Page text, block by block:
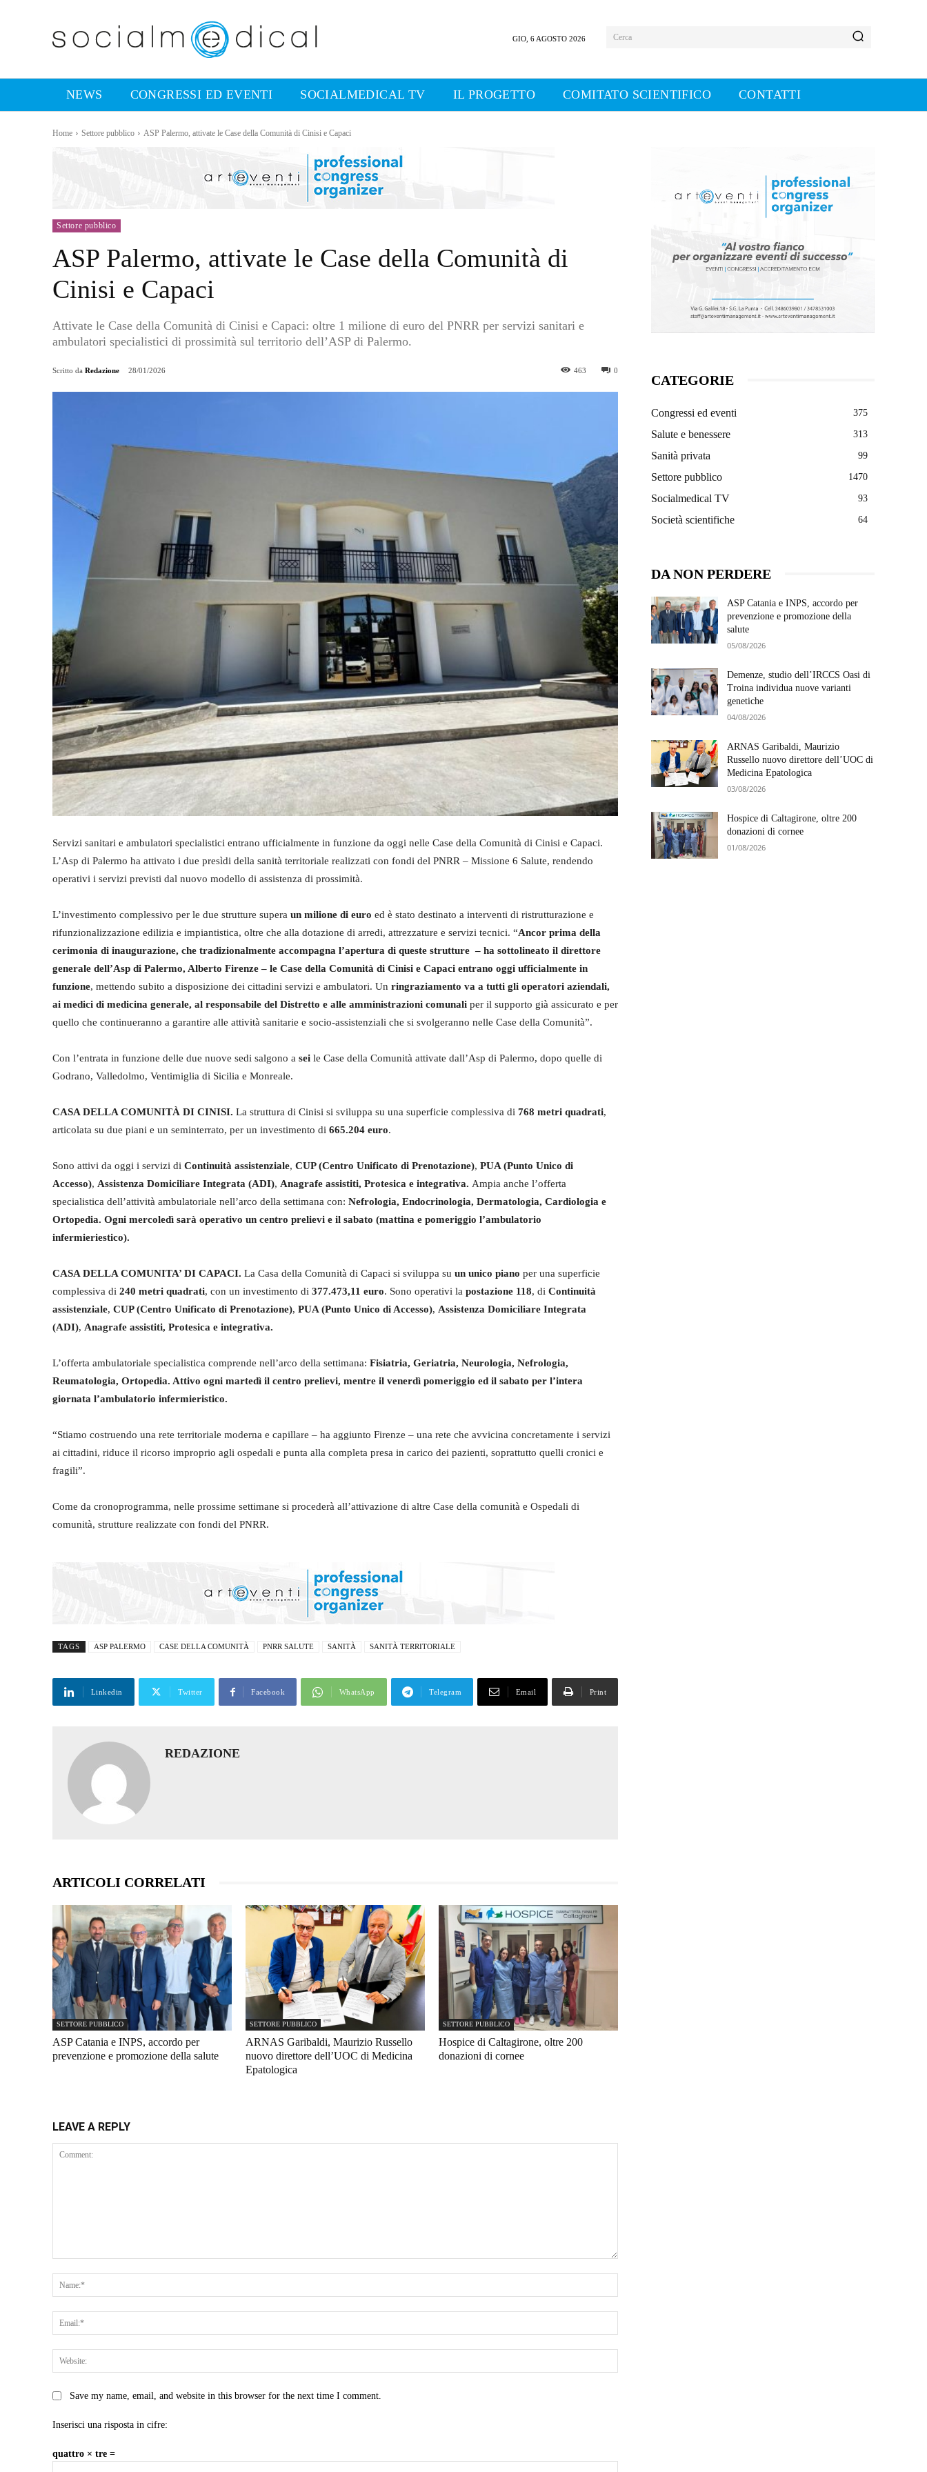
GIO, 6 AGOSTO 2026 Cerca
NEWS CONGRESSI ED EVENTI SOCIALMEDICAL TV IL PROGETTO COMITATO SCIENTIFICO CONTATTI
Home Settore pubblico ASP Palermo, attivate le Case della Comunità di Cinisi e Capaci
Settore pubblico
ASP Palermo, attivate le Case della Comunità di
Cinisi e Capaci
Attivate le Case della Comunità di Cinisi e Capaci: oltre 1 milione di euro del PNRR per servizi sanitari e
ambulatori specialistici di prossimità sul territorio dell’ASP di Palermo.
Scritto da Redazione 28/01/2026 0
463
Servizi sanitari e ambulatori specialistici entrano ufficialmente in funzione da oggi nelle Case della Comunità di Cinisi e Capaci.
L’Asp di Palermo ha attivato i due presìdi della sanità territoriale realizzati con fondi del PNRR – Missione 6 Salute, rendendo
operativi i servizi previsti dal nuovo modello di assistenza di prossimità.
L’investimento complessivo per le due strutture supera un milione di euro ed è stato destinato a interventi di ristrutturazione e
rifunzionalizzazione edilizia e impiantistica, oltre che alla dotazione di arredi, attrezzature e servizi tecnici. “Ancor prima della
cerimonia di inaugurazione, che tradizionalmente accompagna l’apertura di queste strutture – ha sottolineato il direttore
generale dell’Asp di Palermo, Alberto Firenze – le Case della Comunità di Cinisi e Capaci entrano oggi ufficialmente in
funzione, mettendo subito a disposizione dei cittadini servizi e ambulatori. Un ringraziamento va a tutti gli operatori aziendali,
ai medici di medicina generale, al responsabile del Distretto e alle amministrazioni comunali per il supporto già assicurato e per
quello che continueranno a garantire alle attività sanitarie e socio-assistenziali che si svolgeranno nelle Case della Comunità”.
Con l’entrata in funzione delle due nuove sedi salgono a sei le Case della Comunità attivate dall’Asp di Palermo, dopo quelle di
Godrano, Valledolmo, Ventimiglia di Sicilia e Monreale.
CASA DELLA COMUNITÀ DI CINISI. La struttura di Cinisi si sviluppa su una superficie complessiva di 768 metri quadrati,
articolata su due piani e un seminterrato, per un investimento di 665.204 euro.
Sono attivi da oggi i servizi di Continuità assistenziale, CUP (Centro Unificato di Prenotazione), PUA (Punto Unico di
Accesso), Assistenza Domiciliare Integrata (ADI), Anagrafe assistiti, Protesica e integrativa. Ampia anche l’offerta
specialistica dell’attività ambulatoriale nell’arco della settimana con: Nefrologia, Endocrinologia, Dermatologia, Cardiologia e
Ortopedia. Ogni mercoledì sarà operativo un centro prelievi e il sabato (mattina e pomeriggio l’ambulatorio
infermieriestico).
CASA DELLA COMUNITA’ DI CAPACI. La Casa della Comunità di Capaci si sviluppa su un unico piano per una superficie
complessiva di 240 metri quadrati, con un investimento di 377.473,11 euro. Sono operativi la postazione 118, di Continuità
assistenziale, CUP (Centro Unificato di Prenotazione), PUA (Punto Unico di Accesso), Assistenza Domiciliare Integrata
(ADI), Anagrafe assistiti, Protesica e integrativa.
L’offerta ambulatoriale specialistica comprende nell’arco della settimana: Fisiatria, Geriatria, Neurologia, Nefrologia,
Reumatologia, Ortopedia. Attivo ogni martedì il centro prelievi, mentre il venerdì pomeriggio ed il sabato per l’intera
giornata l’ambulatorio infermieristico.
“Stiamo costruendo una rete territoriale moderna e capillare – ha aggiunto Firenze – una rete che avvicina concretamente i servizi
ai cittadini, riduce il ricorso improprio agli ospedali e punta alla completa presa in carico dei pazienti, soprattutto quelli cronici e
fragili”.
Come da cronoprogramma, nelle prossime settimane si procederà all’attivazione di altre Case della comunità e Ospedali di
comunità, strutture realizzate con fondi del PNRR.
TAGS ASP PALERMO CASE DELLA COMUNITÀ PNRR SALUTE SANITÀ SANITÀ TERRITORIALE
Linkedin Twitter Facebook WhatsApp Telegram Email Print
REDAZIONE
ARTICOLI CORRELATI
SETTORE PUBBLICO
ASP Catania e INPS, accordo per
prevenzione e promozione della salute
SETTORE PUBBLICO
ARNAS Garibaldi, Maurizio Russello
nuovo direttore dell’UOC di Medicina
Epatologica
SETTORE PUBBLICO
Hospice di Caltagirone, oltre 200
donazioni di cornee
LEAVE A REPLY
Save my name, email, and website in this browser for the next time I comment.
Inserisci una risposta in cifre:
quattro × tre =
CATEGORIE
Congressi ed eventi 375
Salute e benessere 313
Sanità privata 99
Settore pubblico 1470
Socialmedical TV 93
Società scientifiche 64
DA NON PERDERE
ASP Catania e INPS, accordo per
prevenzione e promozione della
salute
05/08/2026
Demenze, studio dell’IRCCS Oasi di
Troina individua nuove varianti
genetiche
04/08/2026
ARNAS Garibaldi, Maurizio
Russello nuovo direttore dell’UOC di
Medicina Epatologica
03/08/2026
Hospice di Caltagirone, oltre 200
donazioni di cornee
01/08/2026